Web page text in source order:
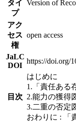
タイ
プ
Version of
アク
セス
権
open access
JaLC
DOI
https://doi.org/
目次
はじめに
1.「責任ある
2.能力の獲得
3.二重の否定
おわりに : 「